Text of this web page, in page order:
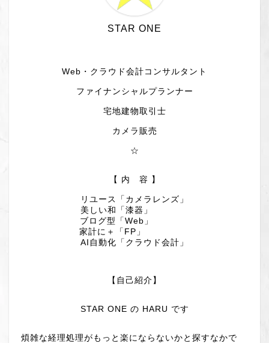
STAR ONE
Web・クラウド会計コンサルタント
ファイナンシャルプランナー
宅地建物取引士
カメラ販売
☆
【 内 容 】
リユース「カメラレンズ」
美しい和「漆器」
ブログ型「Web」
家計に＋「FP」
AI自動化「クラウド会計」
【自己紹介】
STAR ONE の HARU です
煩雑な経理処理がもっと楽にならないかと探すなかで